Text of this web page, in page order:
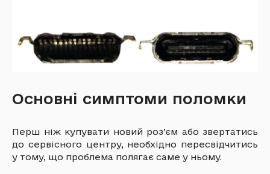
Основні симптоми поломки
Перш ніж купувати новий роз’єм або звертатись
до сервісного центру, необхідно пересвідчитись
у тому, що проблема полягає саме у ньому.